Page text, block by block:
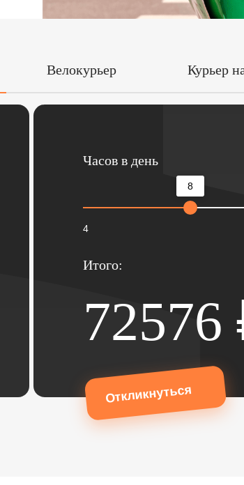
Велокурьер Курьер
Часов в день
8
4
Итого:
72576
Откликнуться